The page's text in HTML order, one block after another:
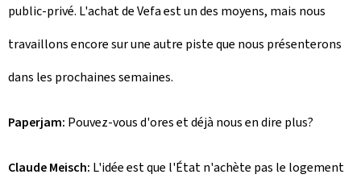
public-privé. L'achat de Vefa est un des moyens, mais nous
travaillons encore sur une autre piste que nous présenterons
dans les prochaines semaines.
Paperjam: Pouvez-vous d'ores et déjà nous en dire plus?
Claude Meisch: L'idée est que l'État n'achète pas le logement